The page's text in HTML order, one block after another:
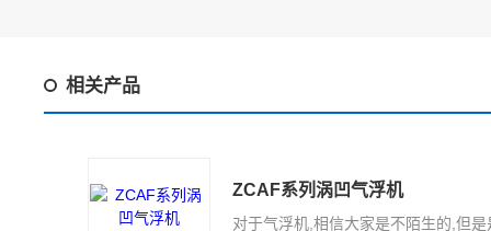
相关产品
ZCAF系列涡凹气浮机